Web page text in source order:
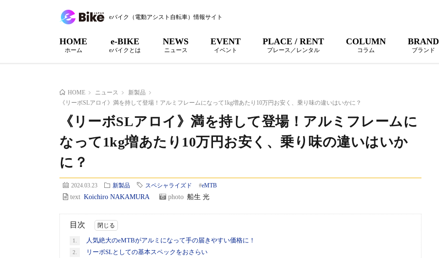
eバイク（電動アシスト自転車）情報サイト
HOME
ホーム
e-BIKE
eバイクとは
NEWS
ニュース
EVENT
イベント
PLACE / RENT
プレース／レンタル
COLUMN
コラム
BRAND
ブランド
HOME ニュース
新製品
《リーボSLアロイ》満を持して登場！アルミフレームになって1kg増あたり10万円お安く、乗り味の違いはいかに？
《リーボSLアロイ》満を持して登場！アルミフレームに
なって1kg増あたり10万円お安く、乗り味の違いはいか
に？
2024.03.23 新製品 スペシャライズド #eMTB
text Koichiro NAKAMURA photo 船生 光
目次
1. 人気絶大のeMTBがアルミになって手の届きやすい価格に！
2. リーボSLとしての基本スペックをおさらい